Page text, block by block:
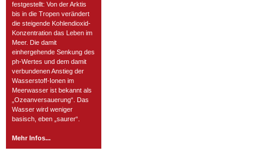
festgestellt: Von der Arktis
bis in die Tropen verändert
die steigende Kohlendioxid-
Konzentration das Leben im
Meer. Die damit
einhergehende Senkung des
ph-Wertes und dem damit
verbundenen Anstieg der
Wasserstoff-Ionen im
Meerwasser ist bekannt als
„Ozeanversauerung“. Das
Wasser wird weniger
basisch, eben „saurer“.
Mehr Infos...